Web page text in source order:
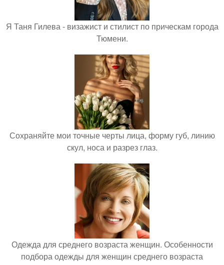
Я Таня Гилева - визажист и стилист по прическам города
Тюмени.
Сохраняйте мои точные черты лица, форму губ, линию
скул, носа и разрез глаз.
Одежда для среднего возраста женщин. Особенности
подбора одежды для женщин среднего возраста